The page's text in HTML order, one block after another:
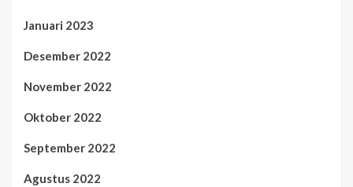
Januari 2023
Desember 2022
November 2022
Oktober 2022
September 2022
Agustus 2022